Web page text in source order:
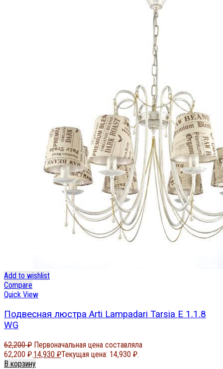
Add to wishlist
Compare
Quick View
Подвесная люстра Arti Lampadari Tarsia E 1.1.8
WG
62,200₽ Первоначальная цена составляла
62,200 ₽.14,930 ₽Текущая цена: 14,930 ₽.
В корзину